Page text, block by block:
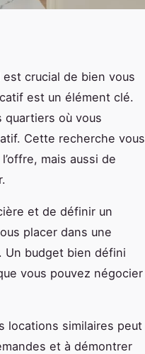
est crucial de bien vous
est un élément clé.
quartiers où vous
Cette recherche vous
mais aussi de
et de définir un
placer dans une
Un budget bien défini
vous pouvez négocier
locations similaires peut
et à démontrer